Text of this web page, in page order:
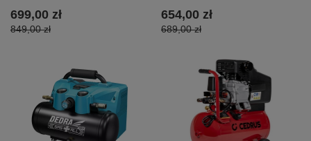
699,00 zł
849,00 zł
654,00 zł
689,00 zł